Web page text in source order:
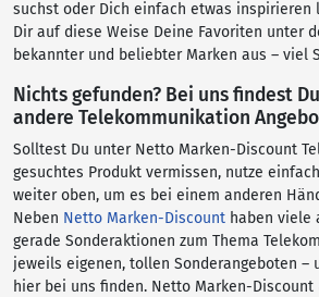
suchst oder Dich einfach etwas inspirieren
Dir auf diese Weise Deine Favoriten unter
bekannter und beliebter Marken aus – viel
Nichts gefunden? Bei uns findest
andere Telekommunikation
Solltest Du unter Netto Marken-Discount
gesuchtes Produkt vermissen, nutze
weiter oben, um es bei einem anderen
Neben Netto Marken-Discount haben viele
gerade Sonderaktionen zum Thema
jeweils eigenen, tollen Sonderangeboten –
hier bei uns finden. Netto Marken-